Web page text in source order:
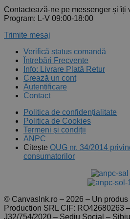
Contactează-ne pe messenger și îți
Program: L-V 09:00-18:00
Trimite mesaj
Verifică status comandă
Întrebări Frecvente
Info: Livrare Plată Retur
Crează un cont
Autentificare
Contact
Politica de confidențialitate
Politica de Cookies
Termeni și condiții
ANPC
Citește OUG nr. 34/2014
consumatorilor
© CanvasInk.ro – 2026 – Un
Production SRL CIF: RO42680263
J32/754/2020 – Sediu Social –